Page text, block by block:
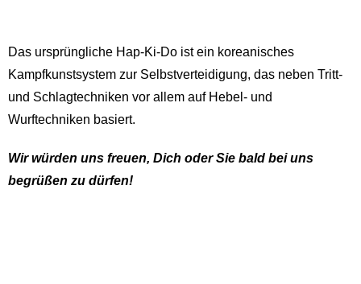
Das ursprüngliche Hap-Ki-Do ist ein koreanisches
Kampfkunstsystem zur Selbstverteidigung, das neben Tritt-
und Schlagtechniken vor allem auf Hebel- und
Wurftechniken basiert.
Wir würden uns freuen, Dich oder Sie bald bei uns
begrüßen zu dürfen!